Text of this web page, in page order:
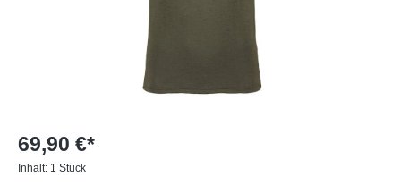
69,90 €*
Inhalt: 1 Stück